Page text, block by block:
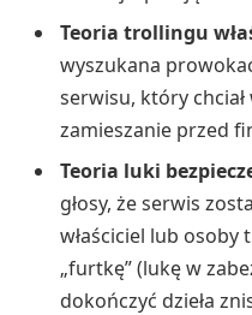
Teoria trollingu
wyszukana
serwisu, który
zamieszanie przed
Teoria luki
głosy, że serwis
właściciel lub osoby
„furtkę” (lukę w
dokończyć dzieła